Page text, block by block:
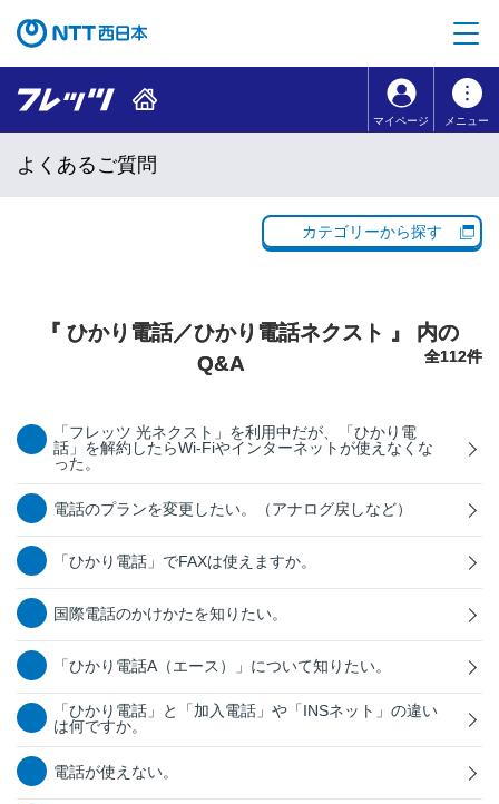
コンテンツのリンクナビゲーションへ移動
マイページ メニュー
よくあるご質問
カテゴリーから探す
『 ひかり電話／ひかり電話ネクスト 』 内の
Q&A
全112件
「フレッツ 光ネクスト」を利用中だが、「ひかり電
話」を解約したらWi-Fiやインターネットが使えなくな
った。
電話のプランを変更したい。（アナログ戻しなど）
「ひかり電話」でFAXは使えますか。
国際電話のかけかたを知りたい。
「ひかり電話A（エース）」について知りたい。
「ひかり電話」と「加入電話」や「INSネット」の違い
は何ですか。
電話が使えない。